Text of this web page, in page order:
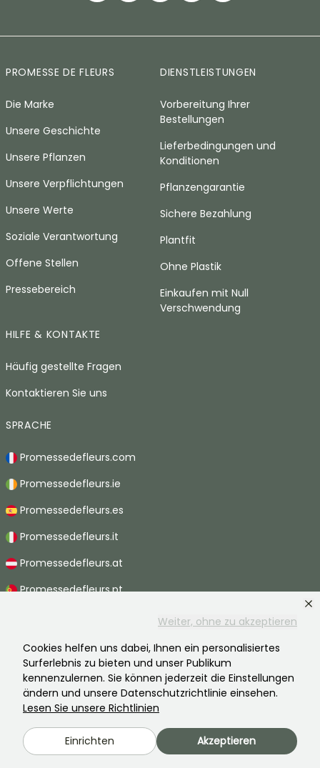
Weiter, ohne zu akzeptieren
Cookies helfen uns dabei, Ihnen ein personalisiertes
Surferlebnis zu bieten und unser Publikum
kennenzulernen. Sie können jederzeit die Einstellungen
ändern und unsere Datenschutzrichtlinie einsehen.
Lesen Sie unsere Richtlinien
Einrichten Akzeptieren
PROMESSE DE FLEURS
Die Marke
Unsere Geschichte
Unsere Pflanzen
Unsere Verpflichtungen
Unsere Werte
Soziale Verantwortung
Offene Stellen
Pressebereich
DIENSTLEISTUNGEN
Vorbereitung Ihrer
Bestellungen
Lieferbedingungen und
Konditionen
Pflanzengarantie
Sichere Bezahlung
Plantfit
Ohne Plastik
Einkaufen mit Null
Verschwendung
HILFE & KONTAKTE
Häufig gestellte Fragen
Kontaktieren Sie uns
SPRACHE
Promessedefleurs.com
Promessedefleurs.ie
Promessedefleurs.es
Promessedefleurs.it
Promessedefleurs.at
Promessedefleurs.pt
Promessedefleurs.be
Promessedefleurs.ch
2026 ©Promesse de fleurs - Alle Rechte vorbehalten.
Rechtliche Hinweise
-Datenschutzbestimmungen